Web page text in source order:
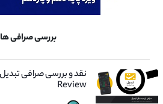
بررسی صرافی ها
Review